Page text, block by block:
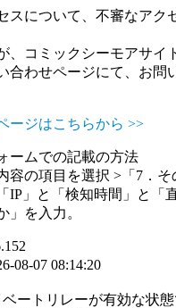
スについて、不審なアク
、コミックシーモアサイ
合わせページにて、お問
ージはこちらから >>
ームでの記載の方法
容の項目を選択 >「7．
IP」と「検知時間」と「
」を入力。
08-07 08:14:20
ートリレーが有効な状